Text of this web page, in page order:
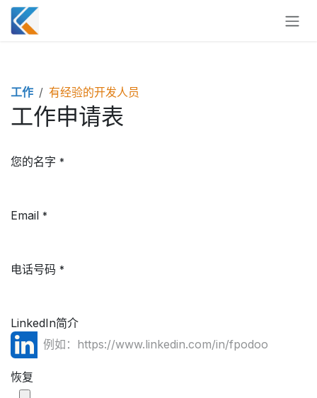
跳至内容
工作 有经验的开发人员
工作申请表
您的名字 *
Email *
电话号码 *
LinkedIn简介
恢复